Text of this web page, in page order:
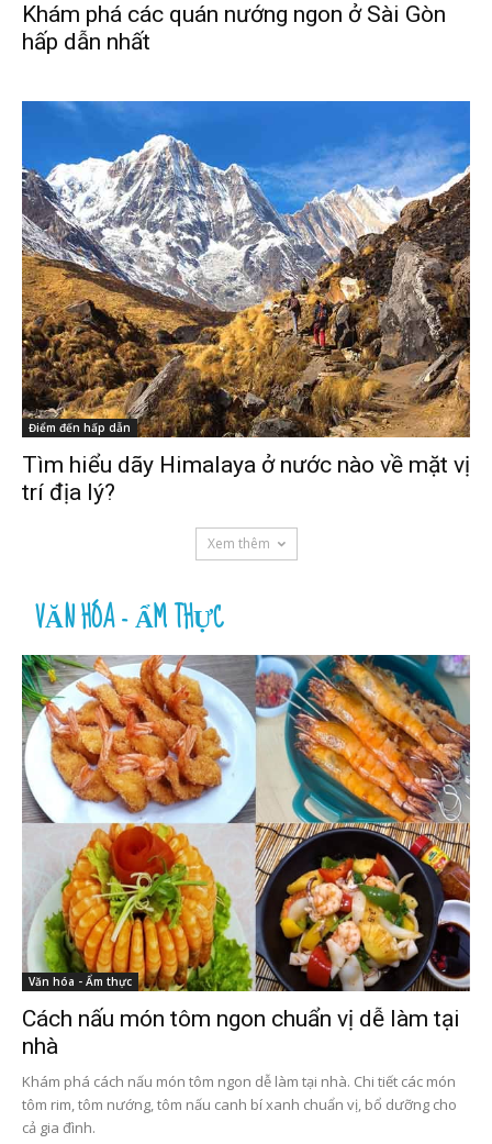
Khám phá các quán nướng ngon ở Sài Gòn
hấp dẫn nhất
Điểm đến hấp dẫn
Tìm hiểu dãy Himalaya ở nước nào về mặt vị
trí địa lý?
Xem thêm
VĂN HÓA - ẨM THỰC
Văn hóa - Ẩm thực
Cách nấu món tôm ngon chuẩn vị dễ làm tại
nhà
Khám phá cách nấu món tôm ngon dễ làm tại nhà. Chi tiết các món
tôm rim, tôm nướng, tôm nấu canh bí xanh chuẩn vị, bổ dưỡng cho
cả gia đình.